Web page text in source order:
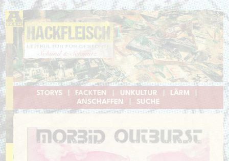
STORYS FACKTEN UNKULTUR LÄRM
ANSCHAFFEN
SUCHE